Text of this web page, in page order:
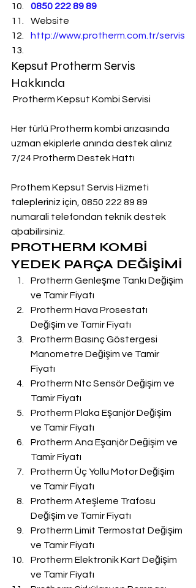
0850 222 89 89
Website
http://www.protherm.com.tr/servis
Kepsut Protherm Servis
Hakkında
Protherm Kepsut Kombi Servisi
Her türlü Protherm kombi arızasında
uzman ekiplerle anında destek alınız
7/24 Protherm Destek Hattı
Prothem Kepsut Servis Hizmeti
talepleriniz için, 0850 222 89 89
numarali telefondan teknik destek
aþabilirsiniz.
PROTHERM KOMBİ
YEDEK PARÇA DEĞİŞİMİ
Protherm Genleşme Tankı Değişim
ve Tamir Fiyatı
Protherm Hava Prosestatı
Değişim ve Tamir Fiyatı
Protherm Basınç Göstergesi
Manometre Değişim ve Tamir
Fiyatı
Protherm Ntc Sensör Değişim ve
Tamir Fiyatı
Protherm Plaka Eşanjör Değişim
ve Tamir Fiyatı
Protherm Ana Eşanjör Değişim ve
Tamir Fiyatı
Protherm Üç Yollu Motor Değişim
ve Tamir Fiyatı
Protherm Ateşleme Trafosu
Değişim ve Tamir Fiyatı
Protherm Limit Termostat Değişim
ve Tamir Fiyatı
Protherm Elektronik Kart Değişim
ve Tamir Fiyatı